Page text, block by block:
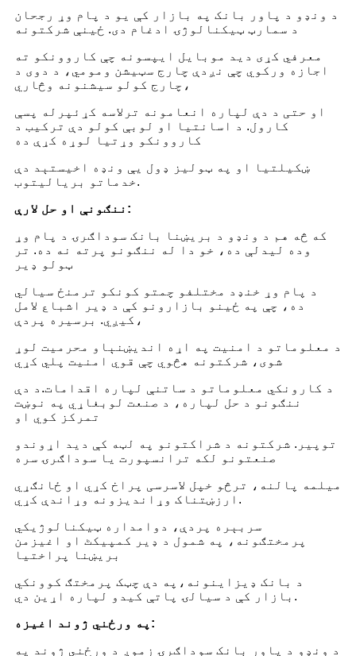
د ونډو د پاور بانک په بازار کې یو د پام وړ رجحان
د سمارټ ټیکنالوژۍ ادغام دی. ځینې شرکتونه
معرفي کړی دی د موبایل ایپسونه چې کاروونکو ته
اجازه ورکوي چې نږدې چارج سټیشن ومومي، د دوی د
چارج کولو سیشنونه وڅاري،
او حتی د دې لپاره انعامونه ترلاسه کړئ پرله پسې
کارول. د اسانتیا او لوبې کولو دې ترکیب د
کاروونکو وړتیا لوړه کړې ده
ښکیلتیا او په ټولیز ډول یې ونډه اخیستې د دې
خدماتو بریالیتوب.
ننګونې او حل لارې:
که څه هم د ونډو د بریښنا بانک سوداګرۍ د پام وړ
وده لیدلې ده، خو دا له ننګونو پرته نه ده. تر
ټولو ډیر
د پام وړ خنډ د مختلفو چمتو کونکو ترمنځ سیالي
ده، چې په ځینو بازارونو کې د ډیر اشباع لامل
کیږي. برسیره پردې،
د معلوماتو د امنیت په اړه اندیښنې او محرمیت لوړ
شوی، شرکتونه هڅوي چې قوي امنیت پلي کړي
د کارونکي معلوماتو د ساتنې لپاره اقدامات. د دې
ننګونو د حل لپاره، د صنعت لوبغاړي په نوښت
تمرکز کوي او
توپیر. شرکتونه د شراکتونو په لټه کې دي د اړوندو
صنعتونو لکه ترانسپورت یا سوداګرۍ سره
میلمه پالنه، ترڅو خپل لاسرسی پراخ کړي او ځانګړي
ارزښتناک وړاندیزونه وړاندې کړي.
سربېره پردې، دوامداره ټیکنالوژیکي
پرمختګونه، په شمول د ډیر کمپیکٹ او اغیزمن
بریښنا پراختیا
د بانک ډیزاینونه، په دې چټک پرمختګ کوونکي
بازار کې د سیالۍ پاتې کیدو لپاره اړین دي.
په ورځني ژوند اغیزه:
د ونډو د پاور بانک سوداګرۍ زموږ د ورځني ژوند په